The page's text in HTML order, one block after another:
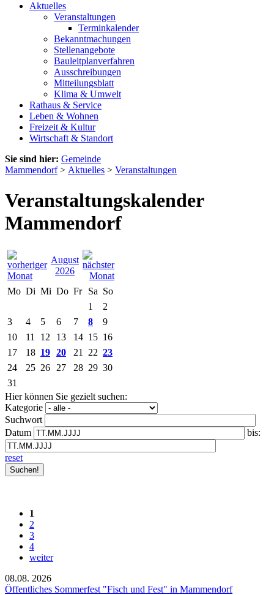
Aktuelles
Veranstaltungen
Terminkalender
Bekanntmachungen
Stellenangebote
Bauleitplanverfahren
Ausschreibungen
Mitteilungsblatt
Klima & Umwelt
Rathaus & Service
Leben & Wohnen
Freizeit & Kultur
Wirtschaft & Standort
Sie sind hier: Gemeinde
Mammendorf> Aktuelles > Veranstaltungen
Veranstaltungskalender
Mammendorf
August
2026
Mo Di Mi Do Fr Sa So
1
2
3
4 5 6 7 8
9
10
11 12 13 14 15 16
17
18 19 20 21 22 23
24
25 26 27 28 29 30
31
Hier können Sie gezielt suchen:
Kategorie
Suchwort
Datum
bis:
reset
1
2
3
4
weiter
08.08. 2026
Öffentliches Sommerfest "Fisch und Fest" in Mammendorf